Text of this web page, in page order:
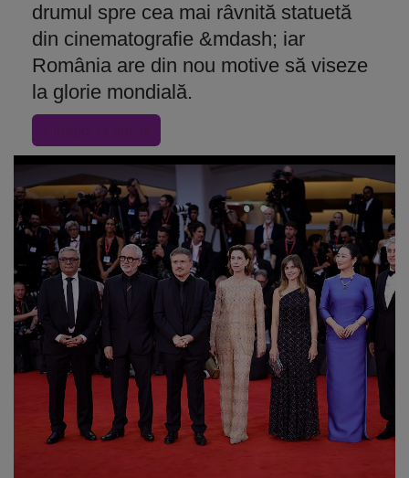
drumul spre cea mai râvnită statuetă
din cinematografie &mdash; iar
România are din nou motive să viseze
la glorie mondială.